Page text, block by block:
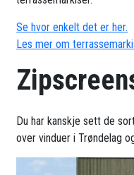
Se hvor enkelt det er her.
Les mer om
Du har kanskje sett de
over vinduer i Trøndelag